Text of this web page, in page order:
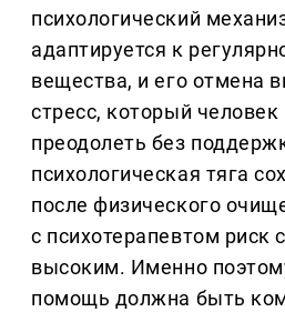
психологический
адаптируется к
вещества, и его отмена
стресс, который человек
преодолеть без
психологическая тяга
после физического
с психотерапевтом риск
высоким. Именно
помощь должна быть